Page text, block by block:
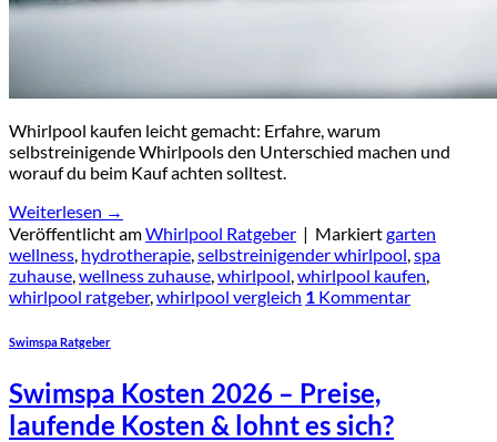
Whirlpool kaufen leicht gemacht: Erfahre, warum
selbstreinigende Whirlpools den Unterschied machen und
worauf du beim Kauf achten solltest.
Weiterlesen →
Veröffentlicht amWhirlpool Ratgeber | Markiertgarten
wellness, hydrotherapie,selbstreinigender whirlpool,spa
zuhause,wellness zuhause,whirlpool,whirlpool kaufen,
whirlpool ratgeber,whirlpool vergleich 1 Kommentar
Swimspa Ratgeber
Swimspa Kosten 2026 – Preise,
laufende Kosten & lohnt es sich?